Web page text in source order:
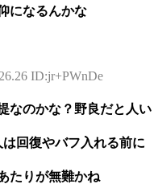
になるんかな
ID:jr+PWnDe
なのかな？野良だと人い
回復やバフ入れる前に
たりが無難かね